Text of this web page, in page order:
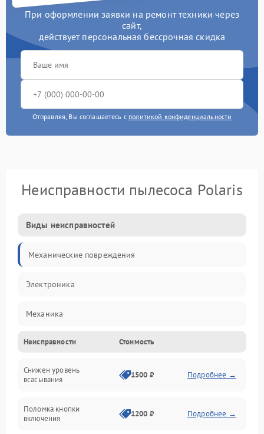
При оформлении заявки на ремонт техники через
сайт,
действует персональная бессрочная скидка
Отправляя, Вы соглашаетесь с политикой конфиденциальности
Неисправности пылесоса Polaris
Виды неисправностей
Механические повреждения
Электроника
Механика
Электропитание
Всасывание
Неисправности Стоимость
Снижен уровень
всасывания
1500 ₽ Подробнее →
Поломка кнопки
включения
1200 ₽ Подробнее →